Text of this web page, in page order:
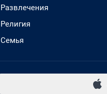
Развлечения
Религия
Семья